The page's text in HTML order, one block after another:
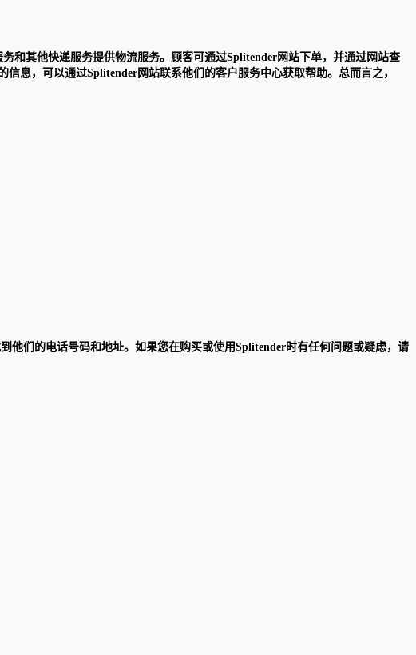
和其他快递服务提供物流服务。顾客可通过Splitender网站下单，并通过网站查
息，可以通过Splitender网站联系他们的客户服务中心获取帮助。总而言之，
他们的电话号码和地址。如果您在购买或使用Splitender时有任何问题或疑虑，请